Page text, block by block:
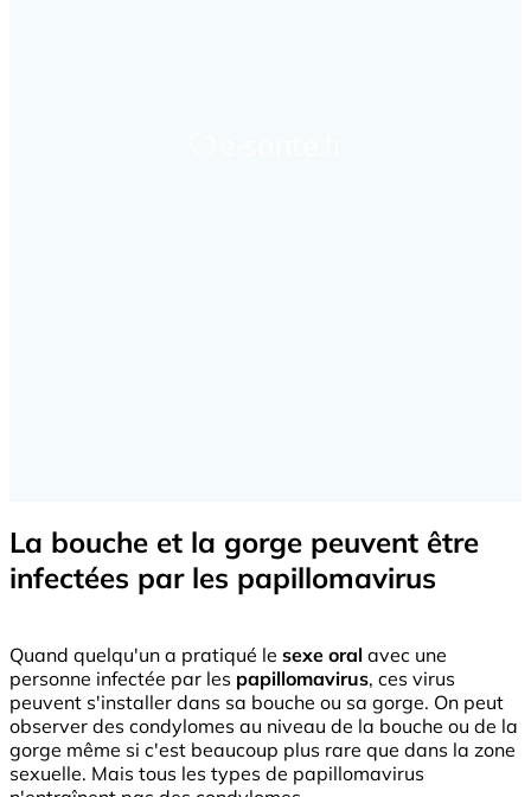
La bouche et la gorge peuvent être
infectées par les papillomavirus
Quand quelqu'un a pratiqué le sexe oral avec une
personne infectée par les papillomavirus, ces virus
peuvent s'installer dans sa bouche ou sa gorge. On peut
observer des condylomes au niveau de la bouche ou de la
gorge même si c'est beaucoup plus rare que dans la zone
sexuelle. Mais tous les types de papillomavirus